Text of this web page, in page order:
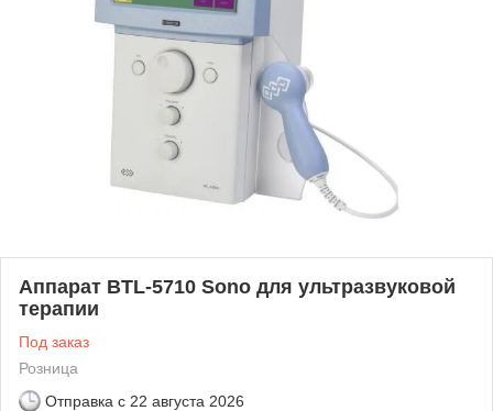
Аппарат BTL-5710 Sono для ультразвуковой
терапии
Под заказ
Розница
Отправка с 22 августа 2026